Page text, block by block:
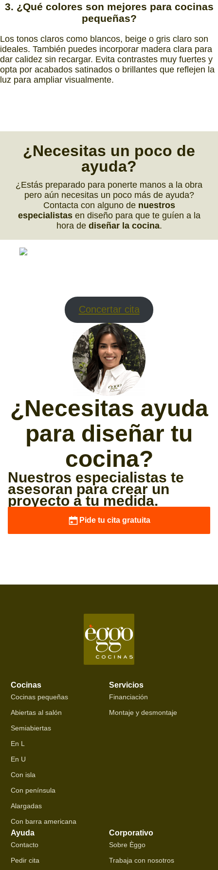
3. ¿Qué colores son mejores para cocinas
pequeñas?
Los tonos claros como blancos, beige o gris claro son
ideales. También puedes incorporar madera clara para
dar calidez sin recargar. Evita contrastes muy fuertes y
opta por acabados satinados o brillantes que reflejen la
luz para ampliar visualmente.
¿Necesitas un poco de
ayuda?
¿Estás preparado para ponerte manos a la obra
pero aún necesitas un poco más de ayuda?
Contacta con alguno de nuestros
especialistasen diseño para que te guíen a la
hora de diseñar la cocina.
Concertar cita
¿Necesitas ayuda
para diseñar tu
cocina?
Nuestros especialistas te
asesoran para crear un
proyecto a tu medida.
Pide tu cita gratuita
Cocinas
Cocinas pequeñas
Abiertas al salón
Semiabiertas
En L
En U
Con isla
Con península
Alargadas
Con barra americana
Servicios
Financiación
Montaje y desmontaje
Ayuda
Contacto
Pedir cita
Corporativo
Sobre Èggo
Trabaja con nosotros